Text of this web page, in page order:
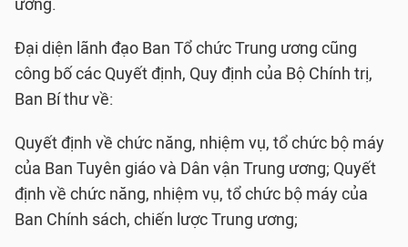
ương.
Đại diện lãnh đạo Ban Tổ chức Trung ương cũng
công bố các Quyết định, Quy định của Bộ Chính trị,
Ban Bí thư về:
Quyết định về chức năng, nhiệm vụ, tổ chức bộ máy
của Ban Tuyên giáo và Dân vận Trung ương; Quyết
định về chức năng, nhiệm vụ, tổ chức bộ máy của
Ban Chính sách, chiến lược Trung ương;